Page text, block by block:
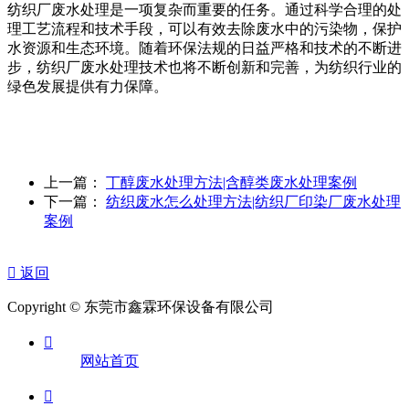
纺织厂废水处理是一项复杂而重要的任务。通过科学合理的处
理工艺流程和技术手段，可以有效去除废水中的污染物，保护
水资源和生态环境。随着环保法规的日益严格和技术的不断进
步，纺织厂废水处理技术也将不断创新和完善，为纺织行业的
绿色发展提供有力保障。
上一篇： 丁醇废水处理方法|含醇类废水处理案例
下一篇： 纺织废水怎么处理方法|纺织厂印染厂废水处理
案例
 返回
Copyright © 东莞市鑫霖环保设备有限公司

网站首页
